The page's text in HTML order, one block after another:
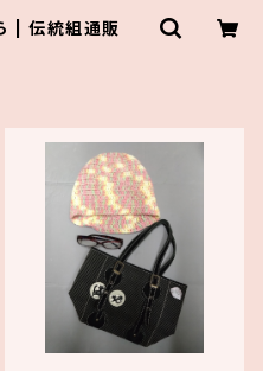
| 伝統組通販